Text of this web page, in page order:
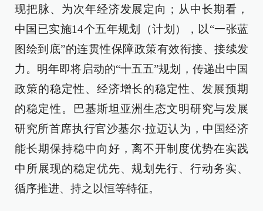
现把脉、为次年经济发展定向；从中长期看，
中国已实施14个五年规划（计划），以“一张蓝
图绘到底”的连贯性保障政策有效衔接、接续发
力。明年即将启动的“十五五”规划，传递出中国
政策的稳定性、经济增长的稳定性、发展预期
的稳定性。巴基斯坦亚洲生态文明研究与发展
研究所首席执行官沙基尔·拉迈认为，中国经济
能长期保持稳中向好，离不开制度优势在实践
中所展现的稳定优先、规划先行、行动务实、
循序推进、持之以恒等特征。